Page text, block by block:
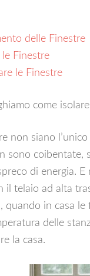
delle Finestre
Finestre
le Finestre
come
non siano
sono coibentate,
di energia.
il telaio ad alta
quando in casa
delle
la casa.